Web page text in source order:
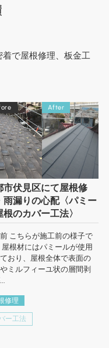
で屋根修理、板金工
After
市伏見区にて屋根修
雨漏りの心配〈パミー
根のカバー工法〉
こちらが施工前の様子で
屋根材にはパミールが使用
おり、屋根全体で表面の
ミルフィーユ状の層間剥
修理
ー工法